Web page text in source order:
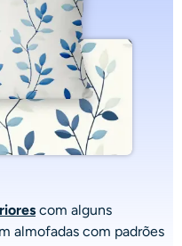
com alguns
almofadas com padrões